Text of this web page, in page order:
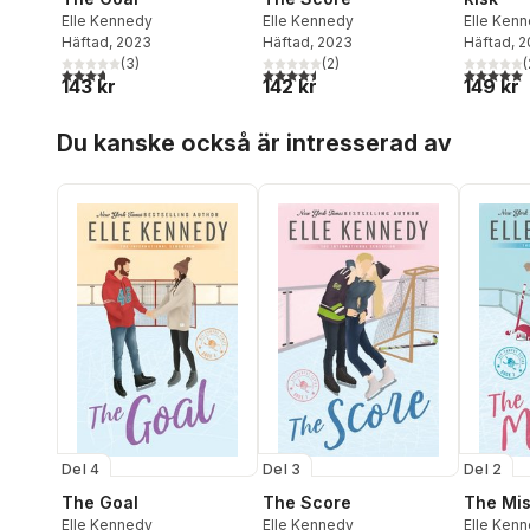
Elle Kennedy
Häftad, 2023
3,7utav 5 stjärnor. Totalt antal röster:
(3)
143 kr
Elle Kennedy
Häftad, 2023
4,5utav 5 stjärnor. Totalt antal röster:
(2)
142 kr
Elle
Häftad,
5,0utav 5(
149 kr
Du kanske också är intresserad av
Del 4
The Goal
Elle Kennedy
Del 3
The Score
Elle Kennedy
Del 2
The
Elle